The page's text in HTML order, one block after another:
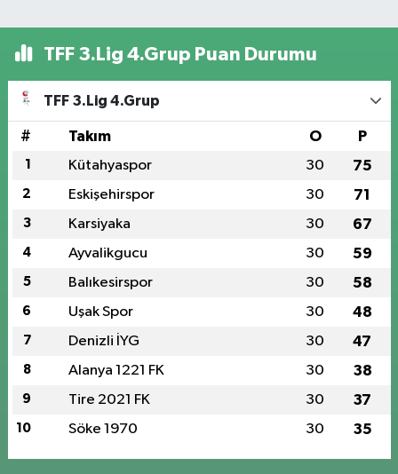
TFF 3.Lig 4.Grup Puan Durumu
TFF 3.Lig 4.Grup
# Takım O P
1 Kütahyaspor 30 75
2 Eskişehirspor 30 71
3 Karsiyaka 30 67
4 Ayvalikgucu 30 59
5 Balıkesirspor 30 58
6 Uşak Spor 30 48
7 Denizli İYG 30 47
8 Alanya 1221 FK 30 38
9 Tire 2021 FK 30 37
10 Söke 1970 30 35